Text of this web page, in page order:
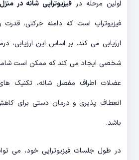
اولین مرحله در فیزیوتراپی شانه در منزل
فیزیوتراپ است که دامنه حرکتی،
ارزیابی می کند. بر اساس این ارزیابی،
شخصی ایجاد می کند که ممکن است شامل
عضلات اطراف مفصل شانه، تکنیک
انعطاف پذیری و درمان دستی برای
باشد.
در طول جلسات فیزیوتراپی خود، می